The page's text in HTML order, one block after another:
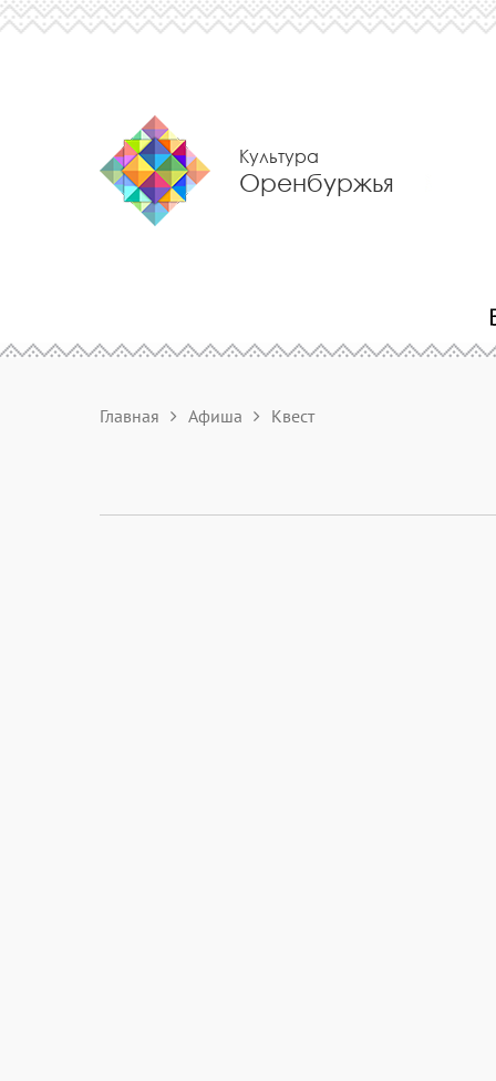
Культура
Оренбуржья
Главная Афиша Квест